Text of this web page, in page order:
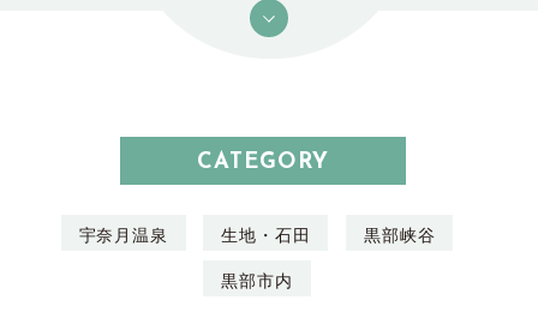
CATEGORY
宇奈月温泉 生地・石田
黒部峡谷
黒部市内